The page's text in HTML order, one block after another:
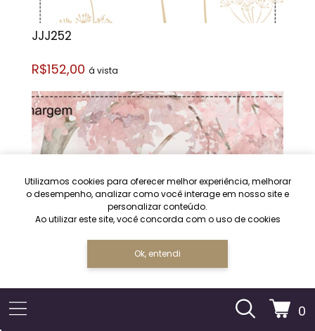
0
Utilizamos cookies para oferecer melhor experiência, melhorar
o desempenho, analizar como você interage em nosso site e
personalizar conteúdo.
Ao utilizar este site, você concorda com o uso de cookies
Ok, entendi
JJJ252
R$152,00 á vista